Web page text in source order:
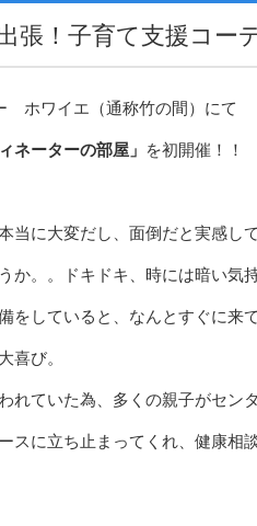
張！子育て支援コー
ホワイエ（通称竹の間）にて
ネーターの部屋」 を初開催！！
当に大変だし、面倒だと実感し
か。。ドキドキ、時には暗い気
をしていると、なんとすぐに来
喜び。
れていた為、多くの親子がセン
スに立ち止まってくれ、健康相